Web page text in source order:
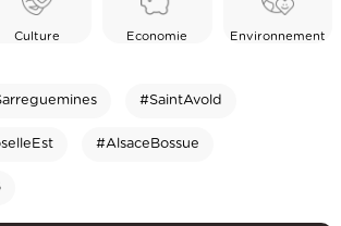
Culture Economie Environnement
#SaintAvold
#AlsaceBossue